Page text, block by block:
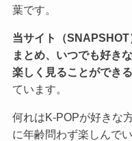
葉です。
当サイト（
まとめ、いつでも好き
楽しく見ることができ
ています。
何れはK-POPが好きな
に年齢問わず楽しんで